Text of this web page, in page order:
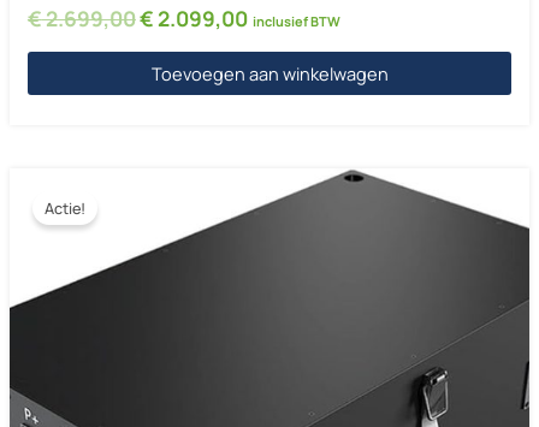
€2.699,00Oorspronkelijke prijs was: € 2.699,00.
€2.099,00Huidige prijs is: € 2.099,00.
inclusief BTW
Toevoegen aan winkelwagen
Actie!